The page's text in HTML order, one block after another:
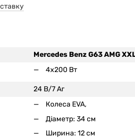
Mercedes Benz G63 AMG
4x200 Вт
24 В/7 Аг
Колеса EVA,
Діаметр: 34 см
Ширина: 12 см